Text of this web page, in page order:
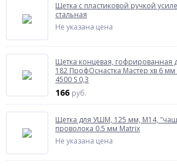
Щетка с пластиковой ручкой
стальная
Не указана цена
Щетка концевая, гофрированная
182 ПрофОснастка Мастер хв 6 мм
4500 S 0,3
166 руб.
Щетка для УШМ, 125 мм, М14,
проволока 0.5 мм Matrix
Не указана цена